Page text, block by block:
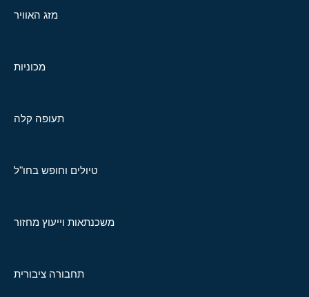
מזג האוויר
מכוניות
תעופה קלה
טיולים וחופש בחו"ל
משכנתאות וייעוץ מחזור
תחבורה ציבורית